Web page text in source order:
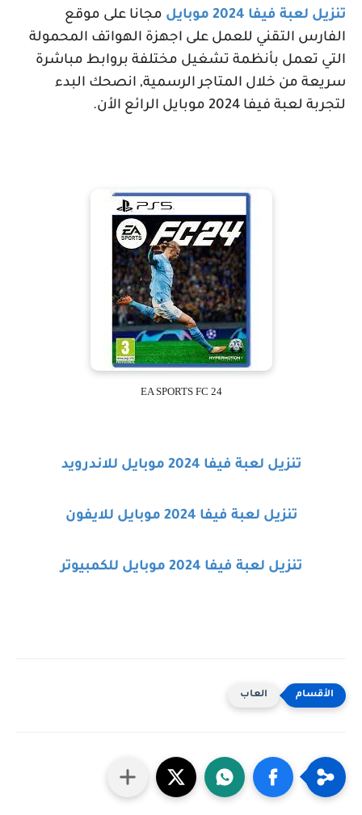
تنزيل لعبة فيفا 2024 موبايل
مجانا على موقع
الفارس التقني للعمل على اجهزة الهواتف المحمولة
التي تعمل بأنظمة تشغيل مختلفة بروابط مباشرة
سريعة من خلال المتاجر الرسمية, انصحك البدء
لتجربة لعبة فيفا 2024 موبايل الرائع الأن.
EA SPORTS FC 24
تنزيل لعبة فيفا 2024 موبايل للاندرويد
تنزيل لعبة فيفا 2024 موبايل للايفون
تنزيل لعبة فيفا 2024 موبايل للكمبيوتر
العاب